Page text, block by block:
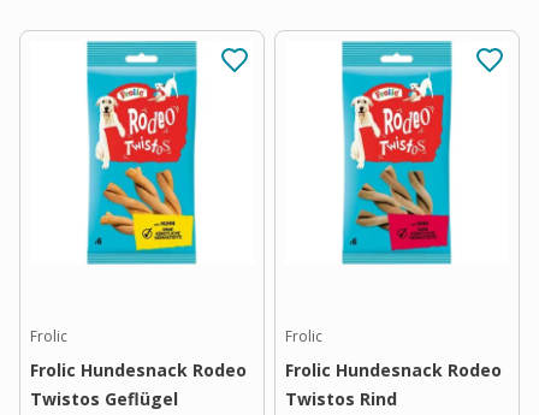
Frolic
Frolic Hundesnack Rodeo
Twistos Geflügel
Frolic
Frolic Hundesnack Rodeo
Twistos Rind